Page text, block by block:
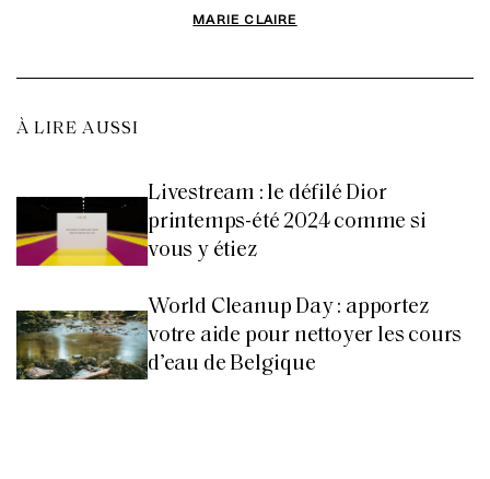
MARIE CLAIRE
À LIRE AUSSI
Livestream : le défilé Dior
printemps-été 2024 comme si
vous y étiez
World Cleanup Day : apportez
votre aide pour nettoyer les cours
d’eau de Belgique